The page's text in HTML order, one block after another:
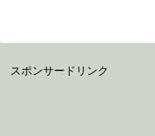
スポンサードリンク